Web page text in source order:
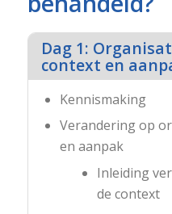
Dag 1:
context en
Kennismaking
Verandering op
en aanpak
Inleiding
de context